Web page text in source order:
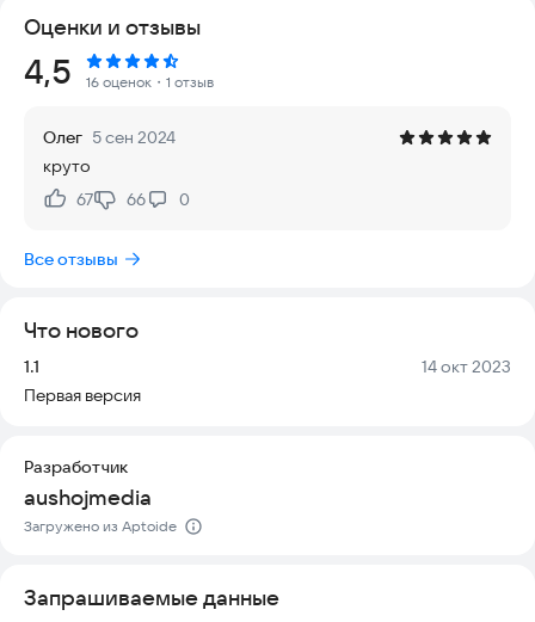
обновляются, чтобы соответствовать изменениям на
платформе. Вы можете использовать приложение в любое
время, даже без интернета. Оно поддерживает большинство
современных смартфонов и планшетов. С ним вы получите
спонсорству, рекламе и другим формам монетизации.
Содержание приложения разбито на понятные разделы:
новичков.
- **Работа с аудиторией** — как удерживать зрителей и
увеличивать вовлеченность.
успеха канала.
Приложение регулярно обновляется, чтобы
соответствовать новым правилам YouTube и трендам. Вы
Оценки и отзывы
Рейтинг:
4,5 16 оценок ・1 отзыв
Олег 5 сен 2024
круто
Нравится:
67Не нравится:
66 0
Все отзывы
Что нового
Версия:
1.1 Дата:
14 окт 2023
Первая версия
Разработчик
aushojmedia
Загружено из Aptoide
Запрашиваемые данные